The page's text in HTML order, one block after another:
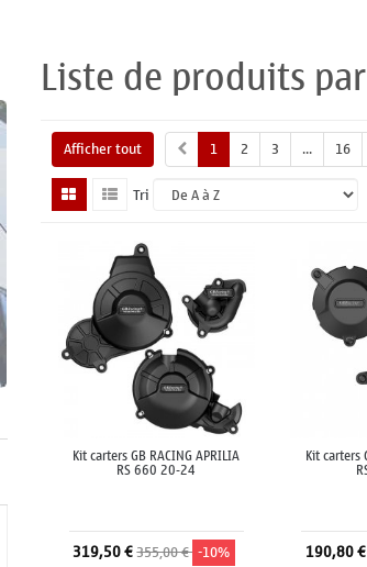
Liste de produits
Afficher tout 1 2 3 ... 16
Tri
Kit carters GB RACING APRILIA
RS 660 20-24
319,50 €355,00 € -10%
Kit carters
190,80